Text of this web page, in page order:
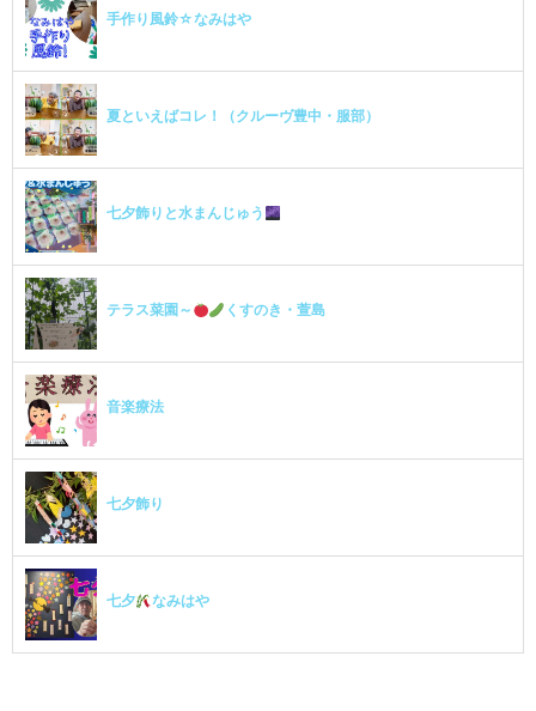
手作り風鈴☆なみはや
夏といえばコレ！（クルーヴ豊中・服部）
七夕飾りと水まんじゅう
テラス菜園～ くすのき・萱島
音楽療法
七夕飾り
七夕 なみはや